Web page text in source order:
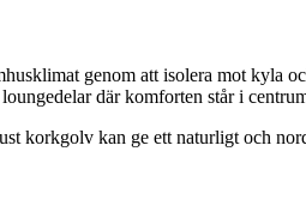
genom att isolera mot kyla
där komforten står i
korkgolv kan ge ett naturligt och